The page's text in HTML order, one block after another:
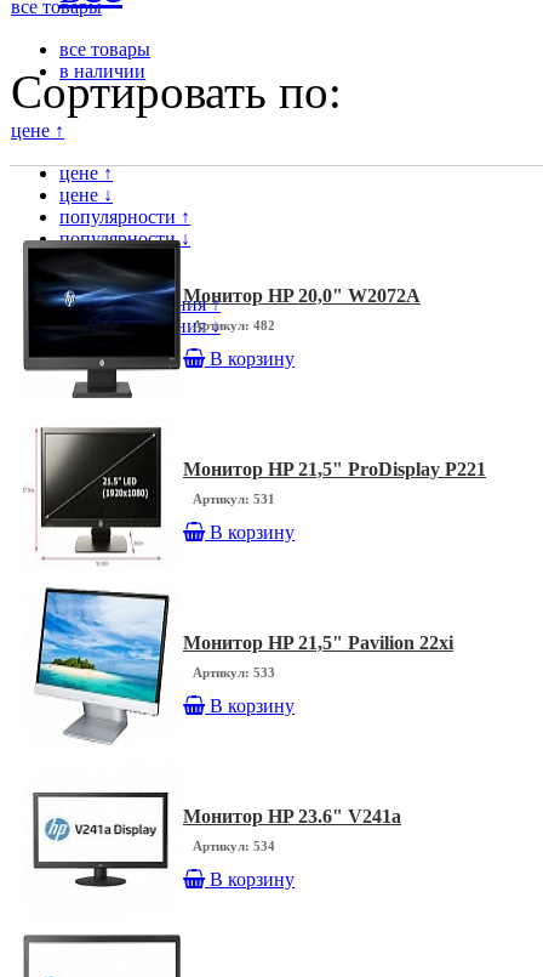
все товары
все товары
в наличии
Сортировать по:
цене ↑
цене ↑
цене ↓
популярности ↑
популярности ↓
модели ↑
модели ↓
дате поступления ↑
дате поступления ↓
Монитор HP 20,0" W2072A
Артикул: 482
В корзину
Монитор HP 21,5" ProDisplay P221
Артикул: 531
В корзину
Монитор HP 21,5" Pavilion 22xi
Артикул: 533
В корзину
Монитор HP 23.6" V241a
Артикул: 534
В корзину